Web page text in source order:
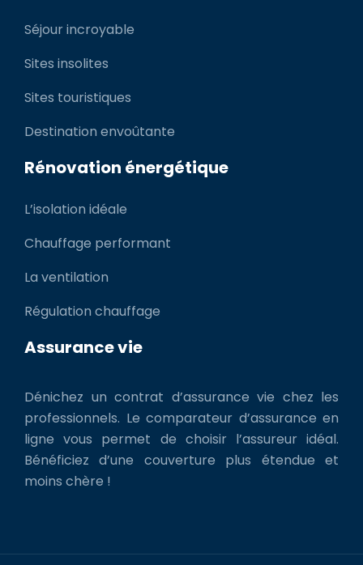
Séjour incroyable
Sites insolites
Sites touristiques
Destination envoûtante
Rénovation énergétique
L’isolation idéale
Chauffage performant
La ventilation
Régulation chauffage
Assurance vie
Dénichez un contrat d’assurance vie chez les
professionnels. Le comparateur d’assurance en
ligne vous permet de choisir l’assureur idéal.
Bénéficiez d’une couverture plus étendue et
moins chère !